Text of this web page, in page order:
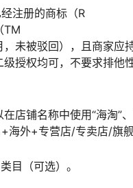
注册的商标（R
TM
未被驳回），且商家应
授权均可，不要求排他
店铺名称中使用“海淘”
海外+专营店/专卖店/旗舰
目（可选）。